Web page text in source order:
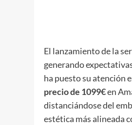
El lanzamiento de la
generando
ha puesto su atención
precio de 1099€en
distanciándose del
estética más alineada